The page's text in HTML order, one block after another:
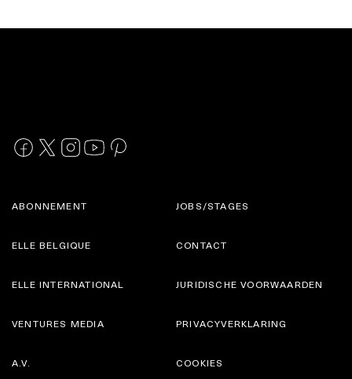
ABONNEMENT
ELLE BELGIQUE
JOBS/STAGES
CONTACT
ELLE INTERNATIONAL
VENTURES MEDIA
JURIDISCHE VOORWAARDEN
PRIVACYVERKLARING
A.V. COOKIES